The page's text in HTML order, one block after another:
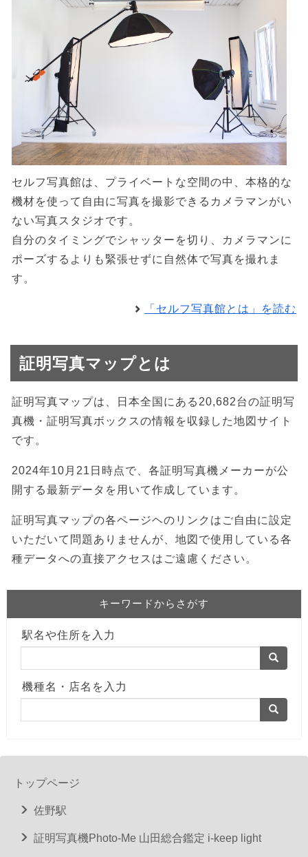
セルフ写真館は、プライベートな空間の中、本格的な
機材を使って自由に写真を撮影できるカメラマンがい
ない写真スタジオです。
自分のタイミングでシャッターを切り、カメラマンに
ポーズするよりも緊張せずに自然体で写真を撮れま
す。
「セルフ写真館とは」を読む
証明写真マップとは
証明写真マップは、日本全国にある20,682台の証明写
真機・証明写真ボックスの情報を収録した地図サイト
です。
2024年10月21日時点で、各証明写真機メーカーが公
開する最新データを用いて作成しています。
証明写真マップの各ページヘのリンクはご自由に設定
いただいて問題ありませんが、地図で使用している各
種データへの直接アクセスはご遠慮ください。
キーワードからさがす
駅名や住所を入力
機種名・店名を入力
トップページ
佐野駅
証明写真機Photo-Me 山田総合鑑定 i-keep light